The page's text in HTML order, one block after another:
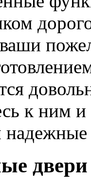
к ним
двери